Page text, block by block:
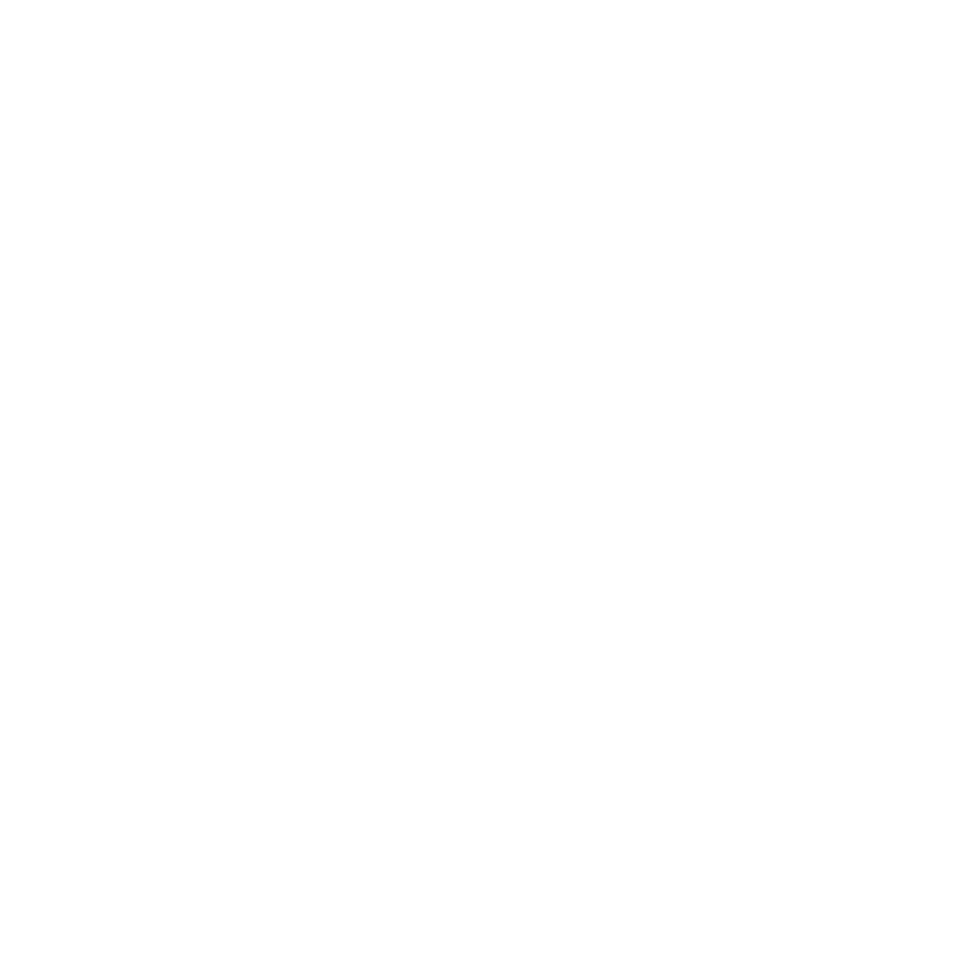
felszereltséggel rendelkeznek)
meg (ingyenes napozóágyak és napernyők). Hosszú homokos strand a Skala üdülőhelyen, kb. 1,5 km-re.
(ingyenes szállodai transzferbusz).
Az adó nincs benne az utazás árában, azt a vendégnek közvetlenül a szálloda recepcióján kell megfizetnie. A felsorolt szolgáltatások
bevezetett higiéniai vagy járványvédelmi intézkedések.